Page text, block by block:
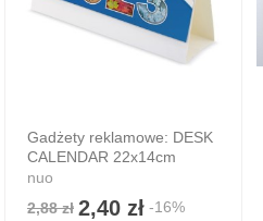
Gadżety reklamowe: DESK
CALENDAR 22x14cm
nuo
2,88 zł 2,40 zł -16%